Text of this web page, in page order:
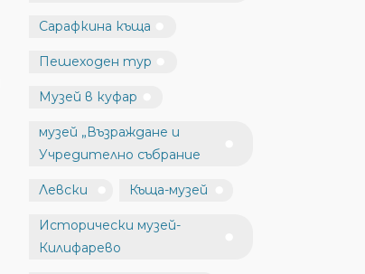
Сарафкина къща
Пешеходен тур
Музей в куфар
музей „Възраждане и
Учредително събрание
Левски Къща-музей
Исторически музей-
Килифарево